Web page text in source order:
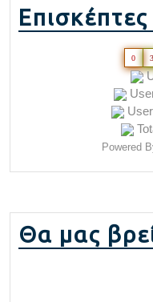
Επισκέπτες
0 3
Powered
Θα μας